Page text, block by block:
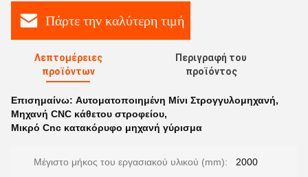
Πάρτε την καλύτερη τιμή
Λεπτομέρειες
προϊόντων
Περιγραφή του
προϊόντος
Επισημαίνω: Αυτοματοποιημένη Μίνι Στρογγυλομηχανή,
Μηχανή CNC κάθετου στροφείου,
Μικρό Cnc κατακόρυφο μηχανή γύρισμα
Μέγιστο μήκος του εργασιακού υλικού (mm): 2000